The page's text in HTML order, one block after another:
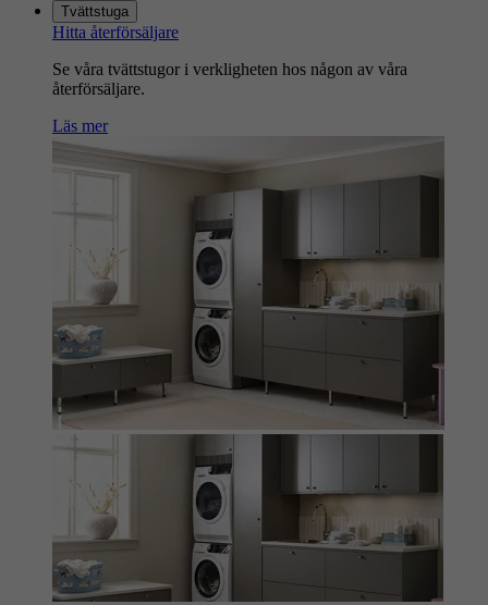
Tvättstuga
Hitta återförsäljare
Se våra tvättstugor i verkligheten hos någon av våra
återförsäljare.
Läs mer